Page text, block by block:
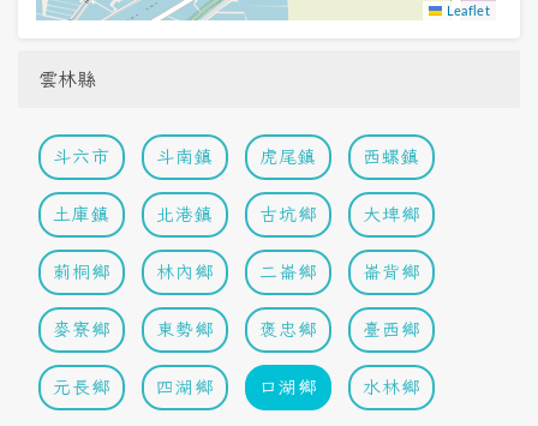
Leaflet
雲林縣
斗六市 斗南鎮 虎尾鎮 西螺鎮
土庫鎮 北港鎮 古坑鄉 大埤鄉
莿桐鄉 林內鄉 二崙鄉 崙背鄉
麥寮鄉 東勢鄉 褒忠鄉 臺西鄉
元長鄉 四湖鄉 口湖鄉 水林鄉